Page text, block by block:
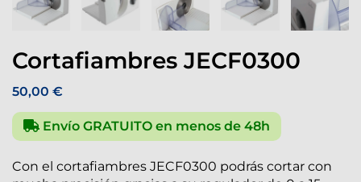
Cortafiambres JECF0300
50,00 €
Envío GRATUITO en menos de 48h
Con el cortafiambres JECF0300 podrás cortar con